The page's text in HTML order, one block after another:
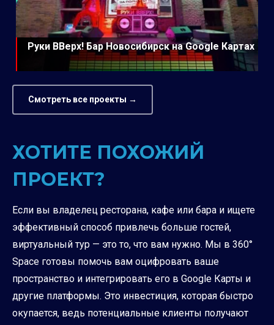
Руки ВВерх! Бар Новосибирск на Google Картах
Смотреть все проекты →
ХОТИТЕ ПОХОЖИЙ
ПРОЕКТ?
Если вы владелец ресторана, кафе или бара и ищете
эффективный способ привлечь больше гостей,
виртуальный тур — это то, что вам нужно. Мы в 360°
Space готовы помочь вам оцифровать ваше
пространство и интегрировать его в Google Карты и
другие платформы. Это инвестиция, которая быстро
окупается, ведь потенциальные клиенты получают